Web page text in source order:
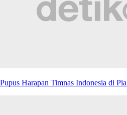
Pupus Harapan Timnas Indonesia di